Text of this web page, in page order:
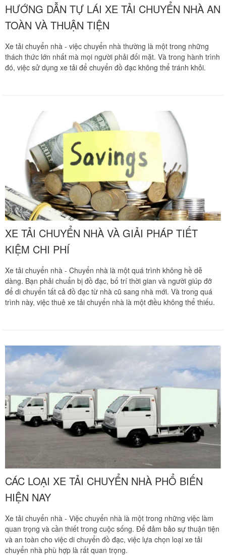
HƯỚNG DẪN TỰ LÁI XE TẢI CHUYỂN NHÀ AN
TOÀN VÀ THUẬN TIỆN
Xe tải chuyển nhà - việc chuyển nhà thường là một trong những
thách thức lớn nhất mà mọi người phải đối mặt. Và trong hành trình
đó, việc sử dụng xe tải để chuyển đồ đạc không thể tránh khỏi.
XE TẢI CHUYỂN NHÀ VÀ GIẢI PHÁP TIẾT
KIỆM CHI PHÍ
Xe tải chuyển nhà - Chuyển nhà là một quá trình không hề dễ
dàng. Bạn phải chuẩn bị đồ đạc, bố trí thời gian và người giúp đỡ
để di chuyển tất cả đồ đạc từ nhà cũ sang nhà mới. Và trong quá
trình này, việc thuê xe tải chuyển nhà là một điều không thể thiếu.
CÁC LOẠI XE TẢI CHUYỂN NHÀ PHỔ BIẾN
HIỆN NAY
Xe tải chuyển nhà - Việc chuyển nhà là một trong những việc làm
quan trọng và cần thiết trong cuộc sống. Để đảm bảo sự thuận tiện
và an toàn cho việc di chuyển đồ đạc, việc lựa chọn loại xe tải
chuyển nhà phù hợp là rất quan trọng.